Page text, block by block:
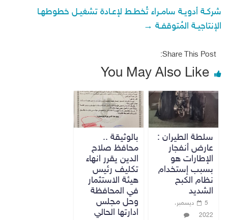
شركـة أدويـة سامـراء تُخطـط لإعـادة تشغيـل خطوطهـا
الإنتاجيـة المُتوقفـة →
Share This Post:
You May Also Like
سلطة الطيران :
عارض أنفجار
الإطارات هو
بسبب إستخدام
نظام الكبح
الشديد
5 ديسمبر،
2022
بالوثيقة ..
محافظ صلاح
الدين يقرر انهاء
تكليف رئيس
هيئة الاستثمار
في المحافظة
وحل مجلس
ادارتها الحالي